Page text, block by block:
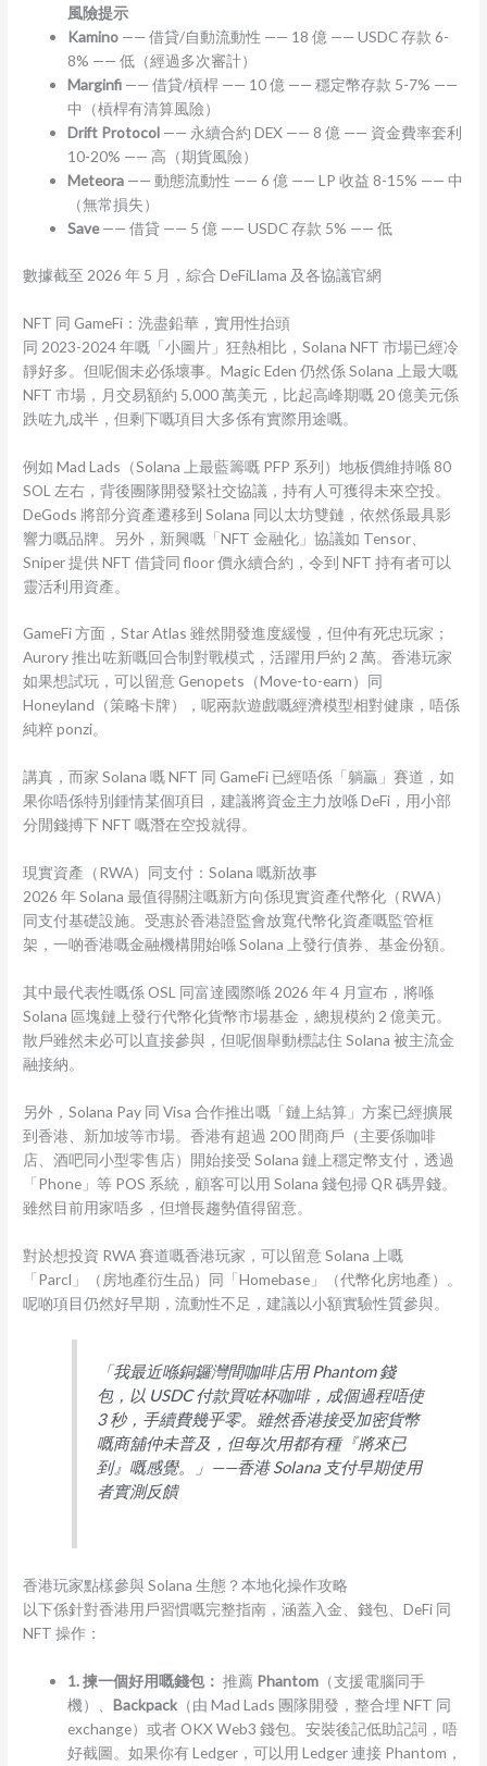
風險提示
Kamino —— 借貸/自動流動性 —— 18 億 —— USDC 存款 6-
8% —— 低（經過多次審計）
Marginfi —— 借貸/槓桿 —— 10 億 —— 穩定幣存款 5-7% ——
中（槓桿有清算風險）
Drift Protocol —— 永續合約 DEX —— 8 億 —— 資金費率套利
10-20% —— 高（期貨風險）
Meteora —— 動態流動性 —— 6 億 —— LP 收益 8-15% —— 中
（無常損失）
Save—— 借貸 —— 5 億 —— USDC 存款 5% —— 低
數據截至 2026 年 5 月，綜合 DeFiLlama 及各協議官網
NFT 同 GameFi：洗盡鉛華，實用性抬頭
同 2023-2024 年嘅「小圖片」狂熱相比，Solana NFT 市場已經冷
靜好多。但呢個未必係壞事。Magic Eden 仍然係 Solana 上最大嘅
NFT 市場，月交易額約 5,000 萬美元，比起高峰期嘅 20 億美元係
跌咗九成半，但剩下嘅項目大多係有實際用途嘅。
例如 Mad Lads（Solana 上最藍籌嘅 PFP 系列）地板價維持喺 80
SOL 左右，背後團隊開發緊社交協議，持有人可獲得未來空投。
DeGods 將部分資產遷移到 Solana 同以太坊雙鏈，依然係最具影
響力嘅品牌。另外，新興嘅「NFT 金融化」協議如 Tensor、
Sniper 提供 NFT 借貸同 floor 價永續合約，令到 NFT 持有者可以
靈活利用資產。
GameFi 方面，Star Atlas 雖然開發進度緩慢，但仲有死忠玩家；
Aurory 推出咗新嘅回合制對戰模式，活躍用戶約 2 萬。香港玩家
如果想試玩，可以留意 Genopets（Move-to-earn）同
Honeyland（策略卡牌），呢兩款遊戲嘅經濟模型相對健康，唔係
純粹 ponzi。
講真，而家 Solana 嘅 NFT 同 GameFi 已經唔係「躺贏」賽道，如
果你唔係特別鍾情某個項目，建議將資金主力放喺 DeFi，用小部
分閒錢搏下 NFT 嘅潛在空投就得。
現實資產（RWA）同支付：Solana 嘅新故事
2026 年 Solana 最值得關注嘅新方向係現實資產代幣化（RWA）
同支付基礎設施。受惠於香港證監會放寬代幣化資產嘅監管框
架，一啲香港嘅金融機構開始喺 Solana 上發行債券、基金份額。
其中最代表性嘅係 OSL 同富達國際喺 2026 年 4 月宣布，將喺
Solana 區塊鏈上發行代幣化貨幣市場基金，總規模約 2 億美元。
散戶雖然未必可以直接參與，但呢個舉動標誌住 Solana 被主流金
融接納。
另外，Solana Pay 同 Visa 合作推出嘅「鏈上結算」方案已經擴展
到香港、新加坡等市場。香港有超過 200 間商戶（主要係咖啡
店、酒吧同小型零售店）開始接受 Solana 鏈上穩定幣支付，透過
「Phone」等 POS 系統，顧客可以用 Solana 錢包掃 QR 碼畀錢。
雖然目前用家唔多，但增長趨勢值得留意。
對於想投資 RWA 賽道嘅香港玩家，可以留意 Solana 上嘅
「Parcl」（房地產衍生品）同「Homebase」（代幣化房地產）。
呢啲項目仍然好早期，流動性不足，建議以小額實驗性質參與。
「我最近喺銅鑼灣間咖啡店用 Phantom 錢
包，以 USDC 付款買咗杯咖啡，成個過程唔使
3 秒，手續費幾乎零。雖然香港接受加密貨幣
嘅商舖仲未普及，但每次用都有種『將來已
到』嘅感覺。」——香港 Solana 支付早期使用
者實測反饋
香港玩家點樣參與 Solana 生態？本地化操作攻略
以下係針對香港用戶習慣嘅完整指南，涵蓋入金、錢包、DeFi 同
NFT 操作：
1. 揀一個好用嘅錢包： 推薦 Phantom （支援電腦同手
機）、Backpack （由 Mad Lads 團隊開發，整合埋 NFT 同
exchange）或者 OKX Web3 錢包。安裝後記低助記詞，唔
好截圖。如果你有 Ledger，可以用 Ledger 連接 Phantom，